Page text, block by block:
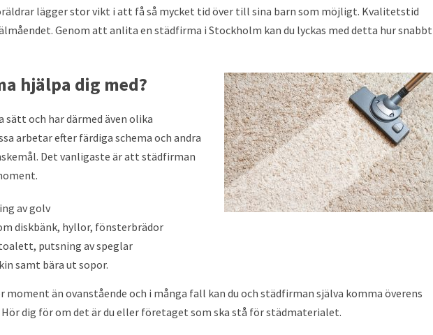
lägger stor vikt i att få så mycket tid över till sina barn som möjligt. Kvalitetstid
Genom att anlita en städfirma i Stockholm kan du lyckas med detta hur snabbt
hjälpa dig med?
och har därmed även olika
arbetar efter färdiga schema och andra
Det vanligaste är att städfirman
av golv
diskbänk, hyllor, fönsterbrädor
putsning av speglar
samt bära ut sopor.
än ovanstående och i många fall kan du och städfirman själva komma överens
Hör dig för om det är du eller företaget som ska stå för städmaterialet.